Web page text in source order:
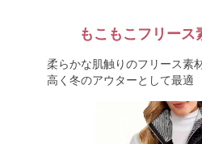
もこもこフリース
柔らかな肌触りのフリース素
高く冬のアウターとして最適